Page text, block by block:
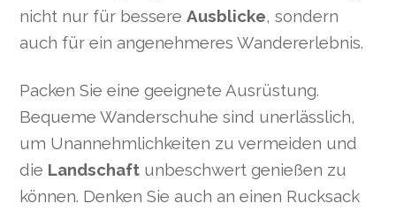
nicht nur für bessereAusblicke, sondern
auch für ein angenehmeres Wandererlebnis.
Packen Sie eine geeignete Ausrüstung.
Bequeme Wanderschuhe sind unerlässlich,
um Unannehmlichkeiten zu vermeiden und
die Landschaft unbeschwert genießen zu
können. Denken Sie auch an einen Rucksack